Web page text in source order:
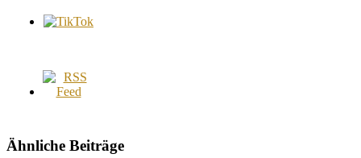
Ähnliche Beiträge